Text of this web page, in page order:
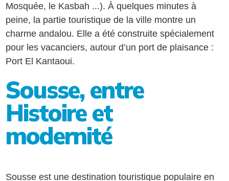
Mosquée, le Kasbah ...). À quelques minutes à
peine, la partie touristique de la ville montre un
charme andalou. Elle a été construite spécialement
pour les vacanciers, autour d’un port de plaisance :
Port El Kantaoui.
Sousse, entre
Histoire et
modernité
Sousse est une destination touristique populaire en